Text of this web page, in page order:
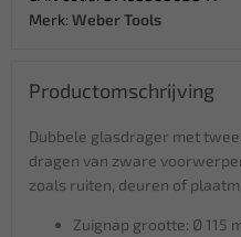
Merk: Weber Tools
Productomschrijving
Dubbele glasdrager met
dragen van zware
zoals ruiten, deuren of
Zuignap grootte: Ø 115